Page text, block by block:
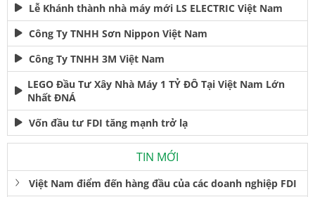
Lễ Khánh thành nhà máy mới LS ELECTRIC Việt Nam
Công Ty TNHH Sơn Nippon Việt Nam
Công Ty TNHH 3M Việt Nam
LEGO Đầu Tư Xây Nhà Máy 1 TỶ ĐÔ Tại Việt Nam Lớn
Nhất ĐNÁ
Vốn đầu tư FDI tăng mạnh trở lạ
TIN MỚI
Việt Nam điểm đến hàng đầu của các doanh nghiệp FDI